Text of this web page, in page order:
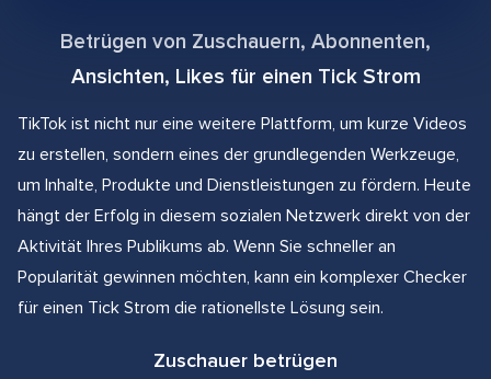
Betrügen von Zuschauern, Abonnenten,
Ansichten, Likes für einen Tick Strom
TikTok ist nicht nur eine weitere Plattform, um kurze Videos
zu erstellen, sondern eines der grundlegenden Werkzeuge,
um Inhalte, Produkte und Dienstleistungen zu fördern. Heute
hängt der Erfolg in diesem sozialen Netzwerk direkt von der
Aktivität Ihres Publikums ab. Wenn Sie schneller an
Popularität gewinnen möchten, kann ein komplexer Checker
für einen Tick Strom die rationellste Lösung sein.
Zuschauer betrügen